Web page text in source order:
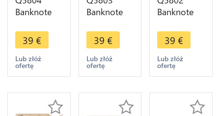
Banknote
Quentin 5
Francs
Nécessité
1916 AU ->
39 €
Lub złóż
ofertę
Banknote
Roubaix
Tourcoing
20 Francs
Nécessité
Make offer
39 €
Lub złóż
ofertę
Banknote
Belfort 1
Franc
Semeuse
Nécessité
Make offer
39 €
Lub złóż
ofertę